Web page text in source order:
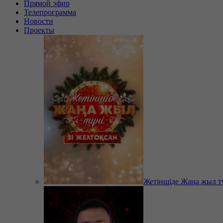
Прямой эфир
Телепрограмма
Новости
Проекты
Жетіншіде Жаңа жыл